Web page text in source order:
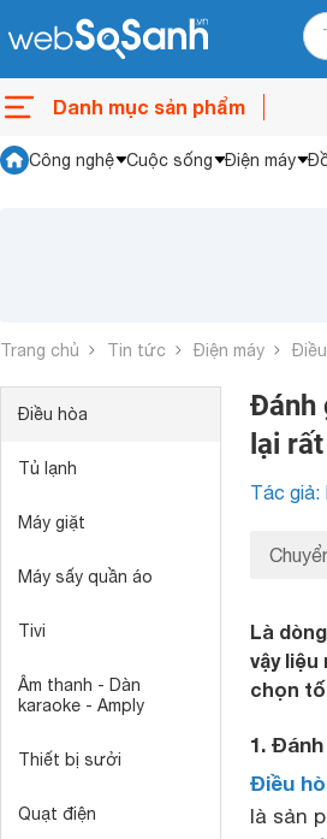
Danh mục sản phẩm
Công nghệ Cuộc sống Điện máy
Trang chủ Tin tức Điện máy
Điều hòa
Tủ lạnh
Máy giặt
Máy sấy quần áo
Tivi
Âm thanh - Dàn
karaoke - Amply
Thiết bị sưởi
Quạt điện
Đánh
lại
Tác giả:
Là
vậy liệu
chọn
1.
Điều
là sản